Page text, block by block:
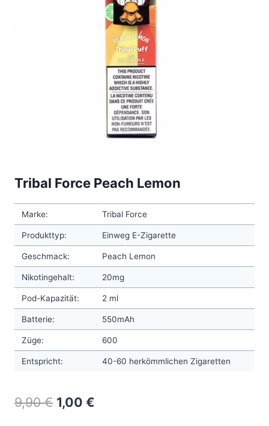
Tribal Force Peach Lemon
Marke: Tribal Force
Produkttyp: Einweg E-Zigarette
Geschmack: Peach Lemon
Nikotingehalt: 20mg
Pod-Kapazität: 2 ml
Batterie: 550mAh
Züge: 600
Entspricht: 40-60 herkömmlichen Zigaretten
9,90€ Original
1,00 €